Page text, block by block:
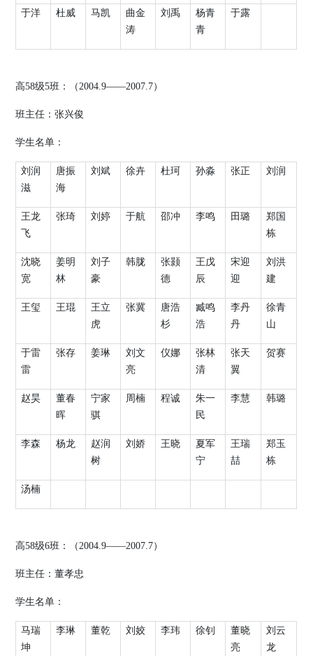
于洋 杜威 马凯
曲金
涛
刘禹
杨青
青
于露
高58级5班：（2004.9——2007.7）
班主任：张兴俊
学生名单：
刘润
滋
唐振
海
刘斌 徐卉 杜珂 孙淼 张正 刘润
王龙
飞
张琦 刘婷 于航 邵冲 李鸣 田璐
郑国
栋
沈晓
宽
姜明
林
刘子
豪
韩胧
张颢
德
王戊
辰
宋迎
迎
刘洪
建
王玺 王琨
王立
虎
张冀
唐浩
杉
臧鸣
浩
李丹
丹
徐青
山
于雷
雷
张存 姜琳
刘文
亮
仪娜
张林
清
张天
翼
贺赛
赵昊
董春
晖
宁家
骐
周楠 程诚
朱一
民
李慧 韩璐
李森 杨龙
赵润
树
刘娇 王晓
夏军
宁
王瑞
喆
郑玉
栋
汤楠
高58级6班：（2004.9——2007.7）
班主任：董孝忠
学生名单：
马瑞
坤
李琳 董乾 刘姣 李玮 徐钊
董晓
亮
刘云
龙